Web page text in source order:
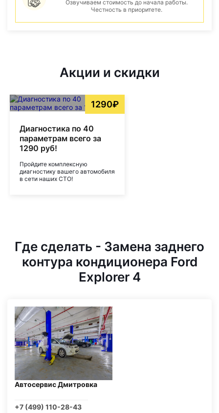
Озвучиваем стоимость до начала работы.
Честность в приоритете.
Акции и скидки
1290₽
Диагностика по 40
параметрам всего за
1290 руб!
Пройдите комплексную
диагностику вашего автомобиля
в сети наших СТО!
Где сделать - Замена заднего
контура кондиционера Ford
Explorer 4
Автосервис Дмитровка
+7 (499) 110-28-43